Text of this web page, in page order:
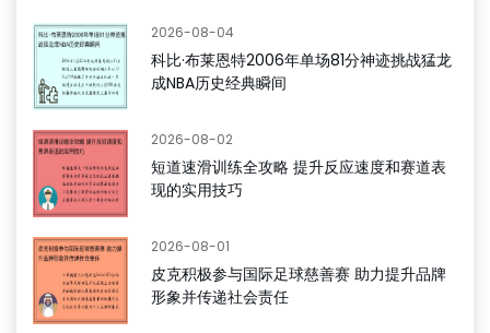
2026-08-04
科比·布莱恩特2006年单场81分神迹挑战猛龙
成NBA历史经典瞬间
2026-08-02
短道速滑训练全攻略 提升反应速度和赛道表
现的实用技巧
2026-08-01
皮克积极参与国际足球慈善赛 助力提升品牌
形象并传递社会责任